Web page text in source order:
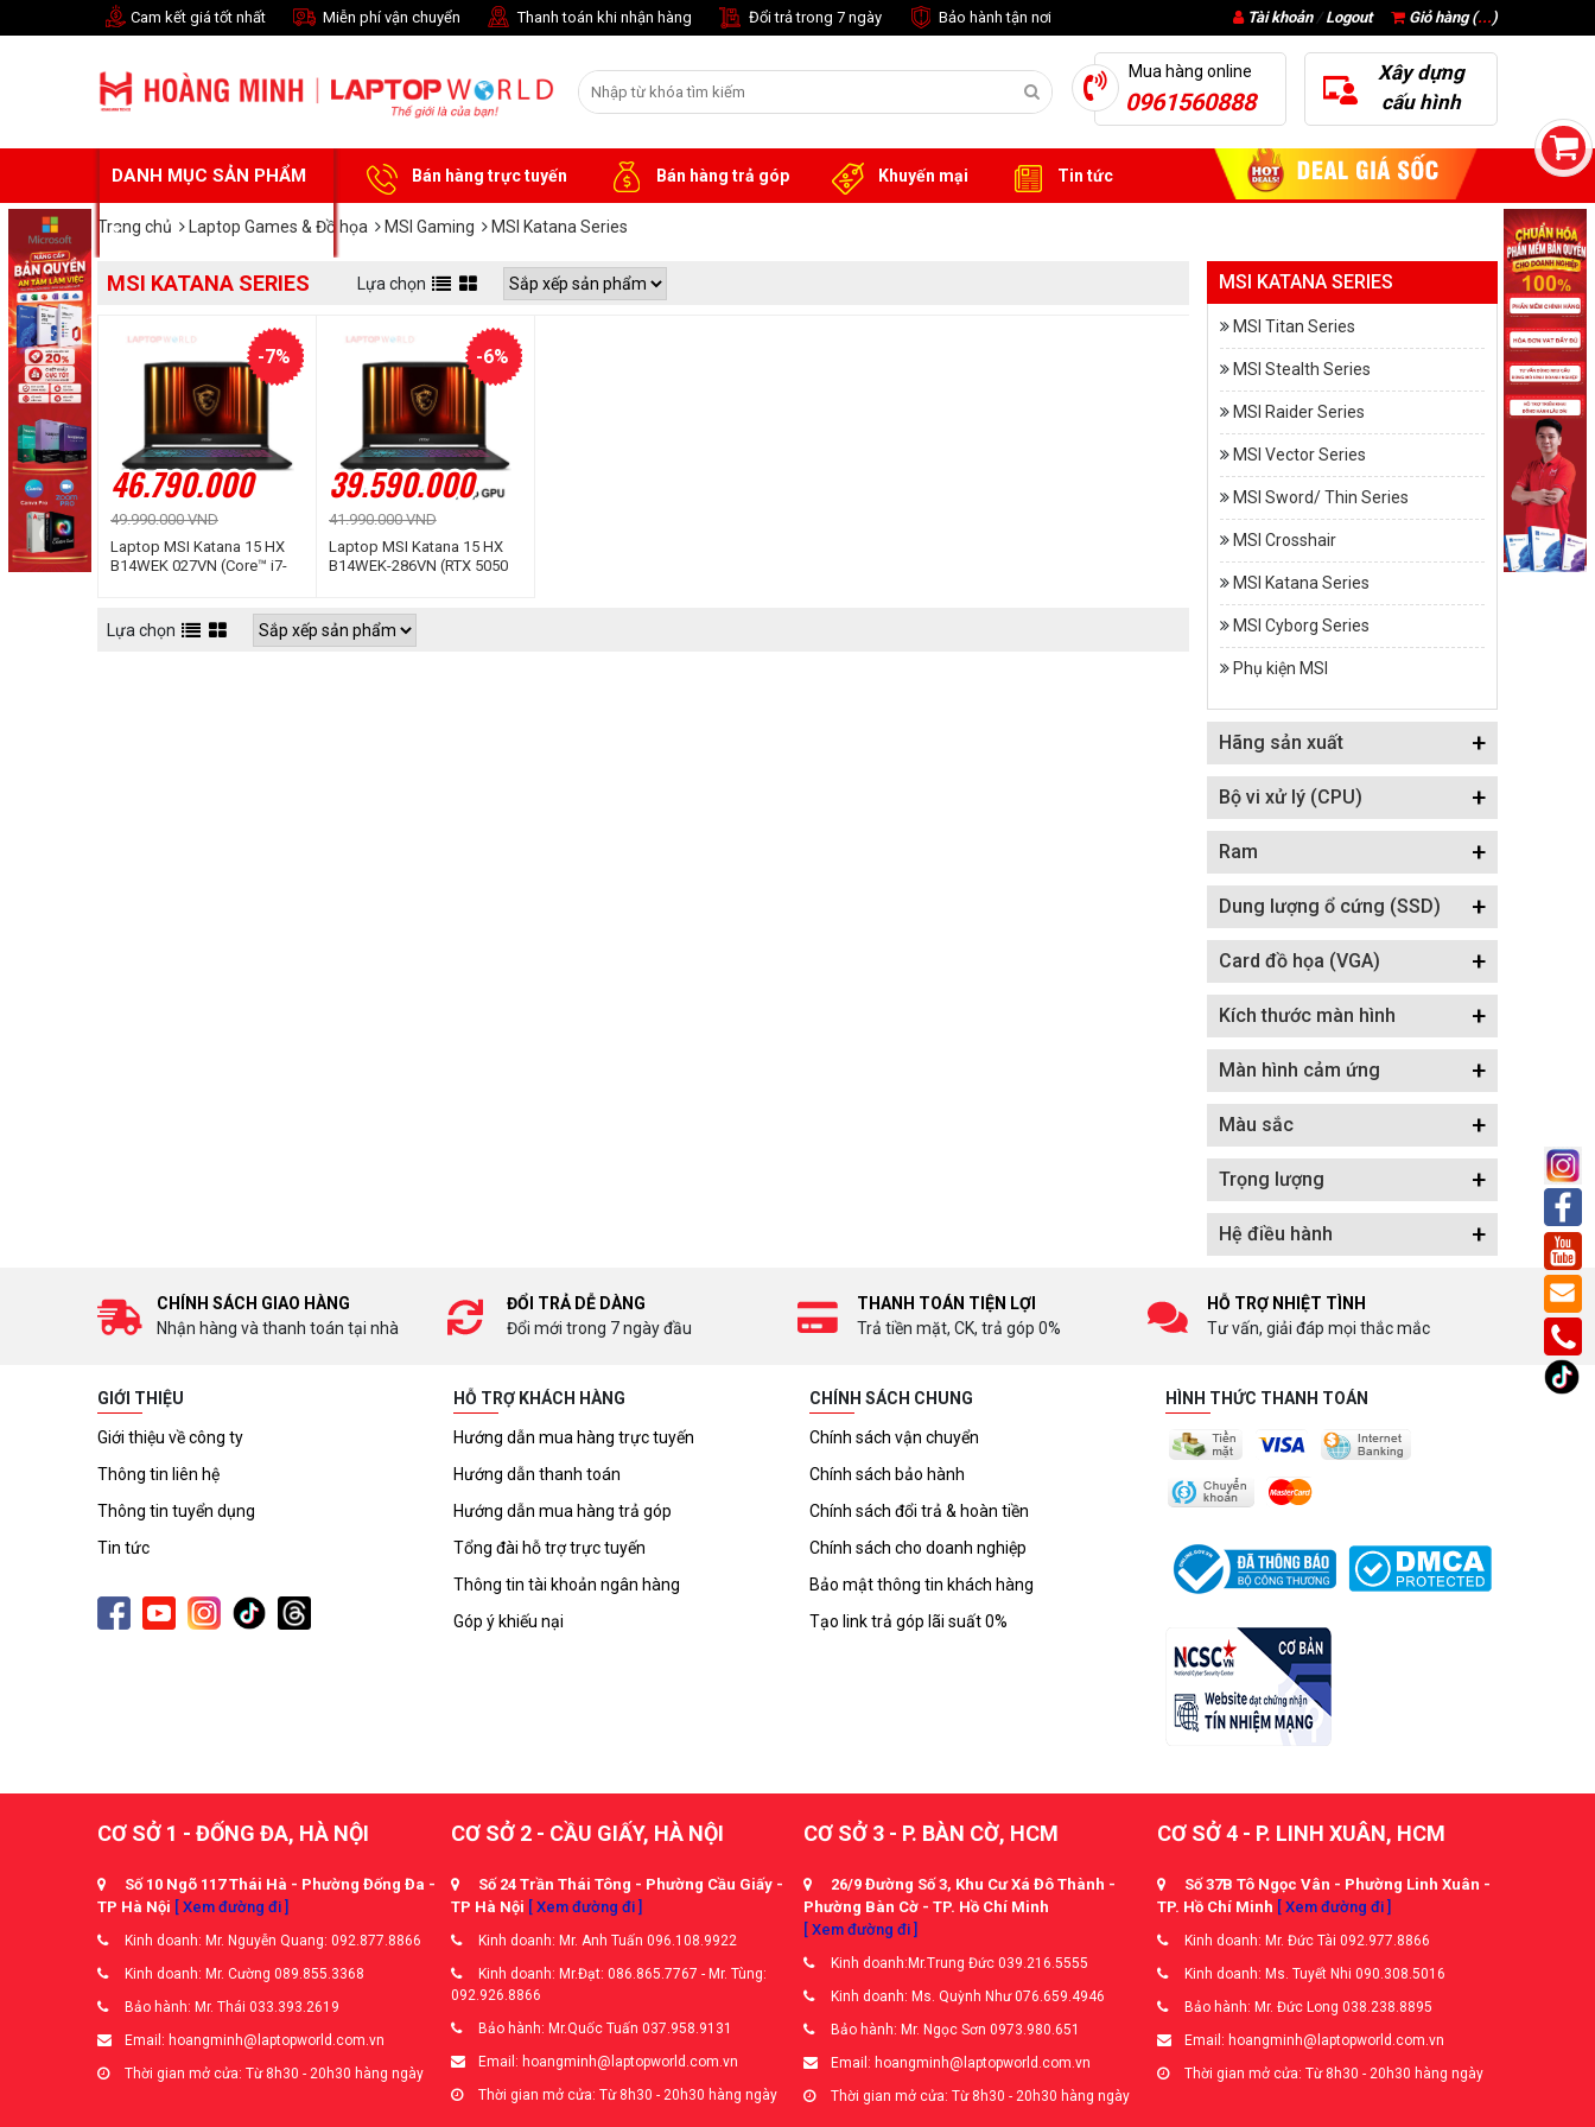
Cam kết giá tốt nhất Miễn phí vận chuyển Thanh toán khi nhận hàng Đổi trả trong 7 ngày Bảo hành tận nơi Giỏ hàng (...)
Tài khoản/ Logout
Mua hàng online
0961560888
Xây dựng
cấu hình
DANH MỤC SẢN PHẨM Bán hàng trực tuyến Bán hàng trả góp Khuyến mại Tin tức
Trang chủ Laptop Games & Đồ họa MSI Gaming MSI Katana Series
MSI KATANA SERIES Lựa chọn
46.790.000
49.990.000 VND
-7%
Laptop MSI Katana 15 HX
B14WEK 027VN (Core™ i7-
QHD 165Hz | Win 11 | Đen)
39.590.000
41.990.000 VND
-6%
Laptop MSI Katana 15 HX
B14WEK-286VN (RTX 5050
QHD 165Hz | Win 11 | Đen)
Lựa chọn
MSI KATANA SERIES
MSI Titan Series
MSI Stealth Series
MSI Raider Series
MSI Vector Series
MSI Sword/ Thin Series
MSI Crosshair
MSI Katana Series
MSI Cyborg Series
Phụ kiện MSI
Hãng sản xuất +
Bộ vi xử lý (CPU) +
Ram +
Dung lượng ổ cứng (SSD) +
Card đồ họa (VGA) +
Kích thước màn hình +
Màn hình cảm ứng +
Màu sắc +
Trọng lượng +
Hệ điều hành +
CHÍNH SÁCH GIAO HÀNG
Nhận hàng và thanh toán tại nhà
ĐỔI TRẢ DỄ DÀNG
Đổi mới trong 7 ngày đầu
THANH TOÁN TIỆN LỢI
Trả tiền mặt, CK, trả góp 0%
HỖ TRỢ NHIỆT TÌNH
Tư vấn, giải đáp mọi thắc mắc
GIỚI THIỆU
Giới thiệu về công ty
Thông tin liên hệ
Thông tin tuyển dụng
Tin tức
HỖ TRỢ KHÁCH HÀNG
Hướng dẫn mua hàng trực tuyến
Hướng dẫn thanh toán
Hướng dẫn mua hàng trả góp
Tổng đài hỗ trợ trực tuyến
Thông tin tài khoản ngân hàng
Góp ý khiếu nại
CHÍNH SÁCH CHUNG
Chính sách vận chuyển
Chính sách bảo hành
Chính sách đổi trả & hoàn tiền
Chính sách cho doanh nghiệp
Bảo mật thông tin khách hàng
Tạo link trả góp lãi suất 0%
HÌNH THỨC THANH TOÁN
CƠ SỞ 1 - ĐỐNG ĐA, HÀ NỘI
Số 10 Ngõ 117 Thái Hà - Phường Đống Đa -
TP Hà Nội [ Xem đường đi ]
Kinh doanh: Mr. Nguyễn Quang: 092.877.8866
Kinh doanh: Mr. Cường 089.855.3368
Bảo hành: Mr. Thái 033.393.2619
Email: hoangminh@laptopworld.com.vn
Thời gian mở cửa: Từ 8h30 - 20h30 hàng ngày
CƠ SỞ 2 - CẦU GIẤY, HÀ NỘI
Số 24 Trần Thái Tông - Phường Cầu Giấy -
TP Hà Nội [ Xem đường đi ]
Kinh doanh: Mr. Anh Tuấn 096.108.9922
Kinh doanh: Mr.Đạt: 086.865.7767 - Mr. Tùng:
092.926.8866
Bảo hành: Mr.Quốc Tuấn 037.958.9131
Email: hoangminh@laptopworld.com.vn
Thời gian mở cửa: Từ 8h30 - 20h30 hàng ngày
CƠ SỞ 3 - P. BÀN CỜ, HCM
26/9 Đường Số 3, Khu Cư Xá Đô Thành -
Phường Bàn Cờ - TP. Hồ Chí Minh
[ Xem đường đi ]
Kinh doanh:Mr.Trung Đức 039.216.5555
Kinh doanh: Ms. Quỳnh Như 076.659.4946
Bảo hành: Mr. Ngọc Sơn 0973.980.651
Email: hoangminh@laptopworld.com.vn
Thời gian mở cửa: Từ 8h30 - 20h30 hàng ngày
CƠ SỞ 4 - P. LINH XUÂN, HCM
Số 37B Tô Ngọc Vân - Phường Linh Xuân -
TP. Hồ Chí Minh [ Xem đường đi ]
Kinh doanh: Mr. Đức Tài 092.977.8866
Kinh doanh: Ms. Tuyết Nhi 090.308.5016
Bảo hành: Mr. Đức Long 038.238.8895
Email: hoangminh@laptopworld.com.vn
Thời gian mở cửa: Từ 8h30 - 20h30 hàng ngày